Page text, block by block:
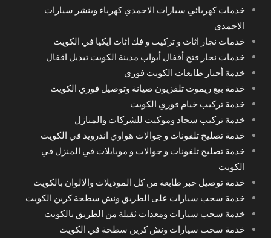
خدمات كهربائي سيارات الاحمدي كهرباء وبنشر سيارات
الاحمدي
خدمات نجار اثاث و تركيب و فك اثاث ايكيا في الكويت
خدمات نجار فتح أقفال أبواب مدينة الكويت تبديل اقفال
خدمة أحبار طابعات الكويت فوري
خدمة بيع ريموت تلفزيون صيانة وتوصيل فوري الكويت
خدمة تركيب خيام فوري الكويت
خدمة تركيب سجاد وموكيت للشركات والمنازل
خدمة تصليح تلفونات و جوالات هواوي اندرويد في الكويت
خدمة تصليح تلفونات و جوالات و موبايلات في المنزل في
الكويت
خدمة توصيل حبر طابعة من كل الموديلات والالوان بالكويت
خدمة سحب سيارات على الطريق ونش سطحة كرين الكويت
خدمة سحب سيارات ومعدات ثقيلة من الطريق بالكويت
خدمة سحب سيارات ونش كرين سطحة في الكويت